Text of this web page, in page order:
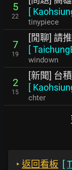
5
22
[
tinypiece
7
19
[閒聊] 請
[
windown
2
15
[新聞] 台
[
chter
‣ 返回看板 [